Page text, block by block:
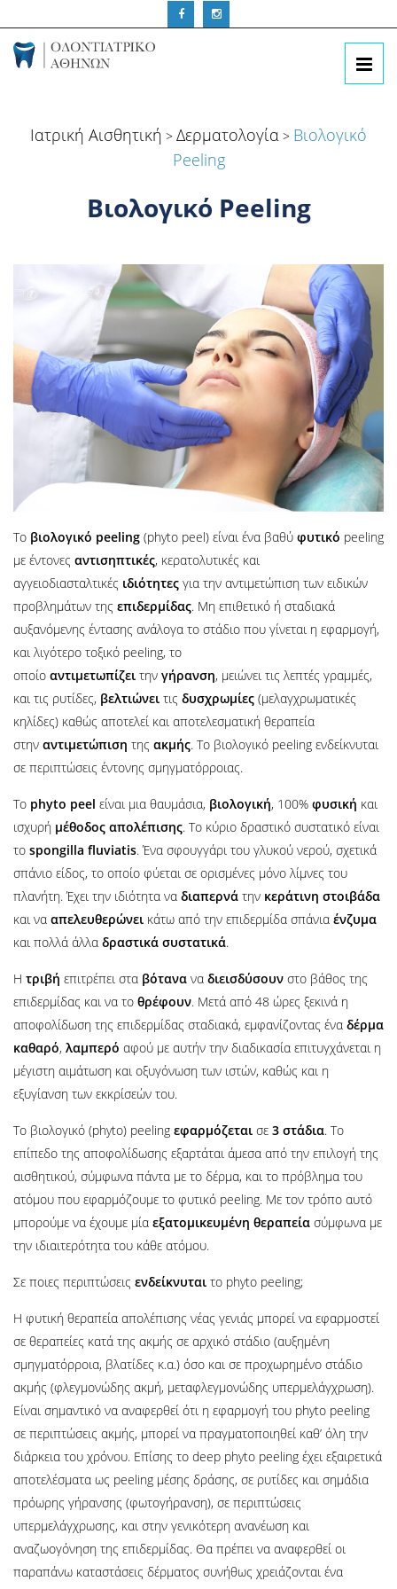
Ιατρική Αισθητική > Δερματολογία > Βιολογικό
Peeling
Βιολογικό Peeling
Το βιολογικό peeling (phyto peel) είναι ένα βαθύ φυτικό peeling
με έντονες αντισηπτικές, κερατολυτικές και
αγγειοδιασταλτικές ιδιότητες για την αντιμετώπιση των ειδικών
προβλημάτων της επιδερμίδας. Μη επιθετικό ή σταδιακά
αυξανόμενης έντασης ανάλογα το στάδιο που γίνεται η εφαρμογή,
και λιγότερο τοξικό peeling, το
οποίο αντιμετωπίζει την γήρανση, μειώνει τις λεπτές γραμμές,
και τις ρυτίδες, βελτιώνει τις δυσχρωμίες (μελαγχρωματικές
κηλίδες) καθώς αποτελεί και αποτελεσματική θεραπεία
στην αντιμετώπιση της ακμής. Το βιολογικό peeling ενδείκνυται
σε περιπτώσεις έντονης σμηγματόρροιας.
Το phyto peel είναι μια θαυμάσια, βιολογική, 100% φυσική και
ισχυρή μέθοδος απολέπισης. Το κύριο δραστικό συστατικό είναι
το spongilla fluviatis. Ένα σφουγγάρι του γλυκού νερού, σχετικά
σπάνιο είδος, το οποίο φύεται σε ορισμένες μόνο λίμνες του
πλανήτη. Έχει την ιδιότητα να διαπερνά την κεράτινη στοιβάδα
και να απελευθερώνει κάτω από την επιδερμίδα σπάνια ένζυμα
και πολλά άλλα δραστικά συστατικά.
Η τριβή επιτρέπει στα βότανα να διεισδύσουν στο βάθος της
επιδερμίδας και να το θρέφουν. Μετά από 48 ώρες ξεκινά η
αποφολίδωση της επιδερμίδας σταδιακά, εμφανίζοντας ένα δέρμα
καθαρό, λαμπερό αφού με αυτήν την διαδικασία επιτυγχάνεται η
μέγιστη αιμάτωση και οξυγόνωση των ιστών, καθώς και η
εξυγίανση των εκκρίσεών του.
Το βιολογικό (phyto) peeling εφαρμόζεται σε 3 στάδια. Το
επίπεδο της αποφολίδωσης εξαρτάται άμεσα από την επιλογή της
αισθητικού, σύμφωνα πάντα με το δέρμα, και το πρόβλημα του
ατόμου που εφαρμόζουμε το φυτικό peeling. Με τον τρόπο αυτό
μπορούμε να έχουμε μία εξατομικευμένη θεραπεία σύμφωνα με
την ιδιαιτερότητα του κάθε ατόμου.
Σε ποιες περιπτώσεις ενδείκνυται το phyto peeling;
Η φυτική θεραπεία απολέπισης νέας γενιάς μπορεί να εφαρμοστεί
σε θεραπείες κατά της ακμής σε αρχικό στάδιο (αυξημένη
σμηγματόρροια, βλατίδες κ.α.) όσο και σε προχωρημένο στάδιο
ακμής (φλεγμονώδης ακμή, μεταφλεγμονώδης υπερμελάγχρωση).
Είναι σημαντικό να αναφερθεί ότι η εφαρμογή του phyto peeling
σε περιπτώσεις ακμής, μπορεί να πραγματοποιηθεί καθ’ όλη την
διάρκεια του χρόνου. Επίσης το deep phyto peeling έχει εξαιρετικά
αποτελέσματα ως peeling μέσης δράσης, σε ρυτίδες και σημάδια
πρόωρης γήρανσης (φωτογήρανση), σε περιπτώσεις
υπερμελάγχρωσης, και στην γενικότερη ανανέωση και
αναζωογόνηση της επιδερμίδας. Θα πρέπει να αναφερθεί οι
παραπάνω καταστάσεις δέρματος συνήθως χρειάζονται ένα